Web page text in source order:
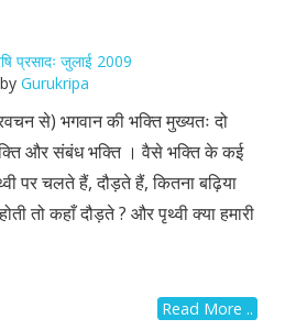
प्रसादः जुलाई 2009
by Gurukripa
से) भगवान की भक्ति मुख्यतः दो
और संबंध भक्ति । वैसे भक्ति के कई
पर चलते हैं, दौड़ते हैं, कितना बढ़िया
तो कहाँ दौड़ते ? और पृथ्वी क्या हमारी
Read More ..